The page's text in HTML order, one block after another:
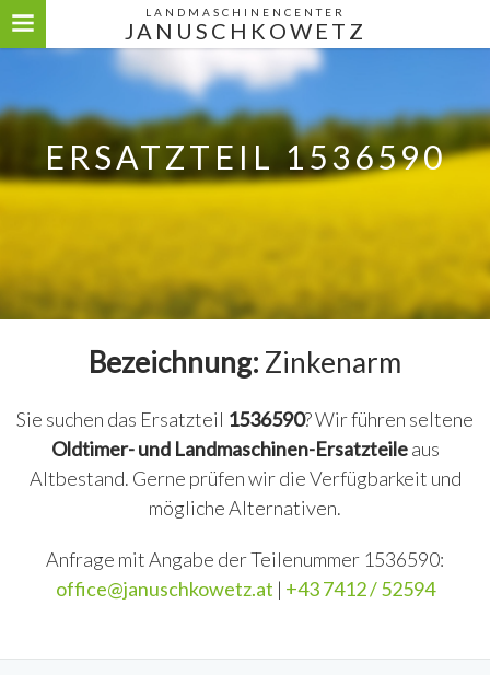
LANDMASCHINENCENTER
JANUSCHKOWETZ
ERSATZTEIL 1536590
Bezeichnung: Zinkenarm
Sie suchen das Ersatzteil 1536590? Wir führen seltene
Oldtimer- und Landmaschinen-Ersatzteileaus
Altbestand. Gerne prüfen wir die Verfügbarkeit und
mögliche Alternativen.
Anfrage mit Angabe der Teilenummer 1536590:
office@januschkowetz.at | +43 7412 / 52594